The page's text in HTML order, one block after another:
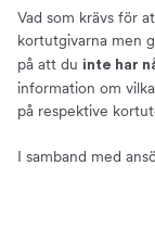
Vad som krävs för
kortutgivarna men
på att du inte har
information om
på respektive
I samband med